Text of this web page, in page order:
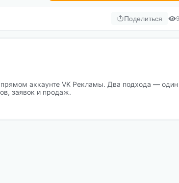
Поделиться
аккаунте VK Рекламы. Два подхода — один
заявок и продаж.